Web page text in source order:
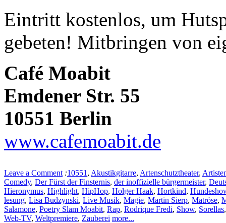
Eintritt kostenlos, um
gebeten! Mitbringen von
Café Moabit
Emdener Str. 55
10551 Berlin
www.cafemoabit.de
Leave a Comment :10551 , Akustikgitarre, Artenschutztheater,
Comedy, Der Fürst der Finsternis, der inoffizielle bürgermeister,
Hieronymus, Highlight, HipHop, Holger Haak, Hortkind,
lesung, Lisa Budzynski, Live Musik, Magie, Martin Sierp, Matröse,
Salamone, Poetry Slam Moabit, Rap, Rodrique Fredi, Show, Sorellas
Web-TV, Weltpremiere, Zauberei more...